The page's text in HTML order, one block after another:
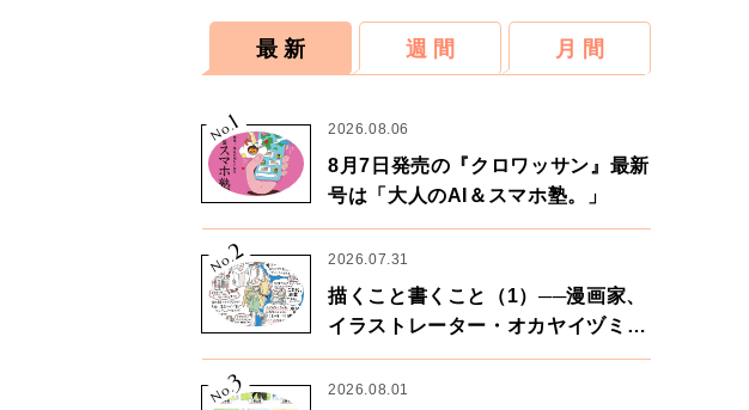
最 新 週 間 月 間
No.
1 2026.08.06
8月7日発売の『クロワッサン』最新
号は「大人のAI＆スマホ塾。」
No.2 2026.07.31
描くこと書くこと（1）──漫画家、
イラストレーター・オカヤイヅミさ
ん×漫画家・鶴谷香央理さん
No.
3 2026.08.01